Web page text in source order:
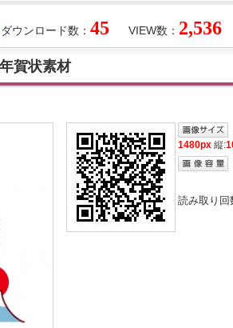
VIEW数： 2,536
ダウンロード数： 45
賀状素材
1480px 縦:
読み取り回